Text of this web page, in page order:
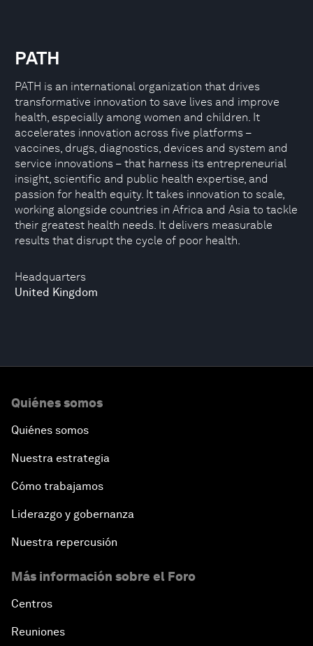
Headquarters
United Kingdom
PATH
PATH is an international organization that drives
transformative innovation to save lives and improve
health, especially among women and children. It
accelerates innovation across five platforms –
vaccines, drugs, diagnostics, devices and system and
service innovations – that harness its entrepreneurial
insight, scientific and public health expertise, and
passion for health equity. It takes innovation to scale,
working alongside countries in Africa and Asia to tackle
their greatest health needs. It delivers measurable
results that disrupt the cycle of poor health.
Quiénes somos
Quiénes somos
Nuestra estrategia
Cómo trabajamos
Liderazgo y gobernanza
Nuestra repercusión
Más información sobre el Foro
Centros
Reuniones